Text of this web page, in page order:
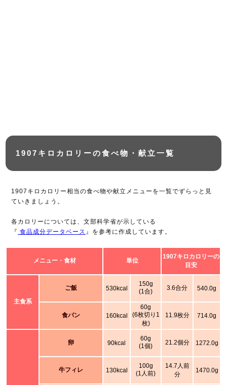
1907キロカロリーの食べ物・献立一覧
1907キロカロリー相当の食べ物や献立メニューを一覧でずらっと見
ていきましょう。
各カロリーについては、文部科学省が示している
『 食品成分データベース 』を参考に作成しています。
メニュー・食材 単位
1907キロカロリーの
目安
主食系
ご飯 530kcal
150g
(1合)
3.6合分 540.0g
食パン 160kcal
60g
(6枚切り1
枚)
11.9枚分 714.0g
卵 90kcal
60g
(1個)
21.2個分 1272.0g
牛フィレ 130kcal
100g
(1人前)
14.7人前
分
1470.0g